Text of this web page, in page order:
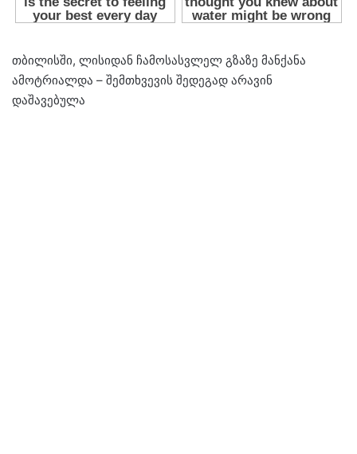
თბილისში, ლისიდან ჩამოსასვლელ გზაზე მანქანა
ამოტრიალდა – შემთხვევის შედეგად არავინ
დაშავებულა